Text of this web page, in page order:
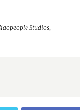
Studios,